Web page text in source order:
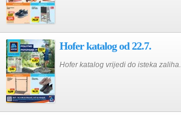
Hofer katalog od 22.7.
Hofer katalog vrijedi do isteka zaliha.